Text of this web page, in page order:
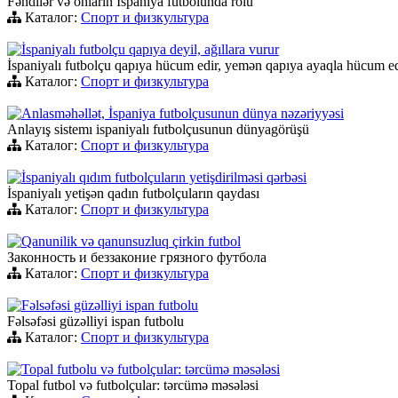
Каталог: Спорт и физкультура
İspaniyalı futbolçu qapıya deyil, ağıllara vurur
İspaniyalı futbolçu qapıya hücum edir, yemən qapıya ayaqla hücum
Каталог: Спорт и физкультура
Anlasməhəllət, İspaniya futbolçusunun dünya nəzəriyyəsi
Anlayış sistemı ispaniyalı futbolçusunun dünyagörüşü
Каталог: Спорт и физкультура
İspaniyalı qıdım futbolçuların yetişdirilməsi qərbəsi
İspaniyalı yetişən qadın futbolçuların qaydası
Каталог: Спорт и физкультура
Qanunilik və qanunsuzluq çirkin futbol
Законность и беззаконие грязного футбола
Каталог: Спорт и физкультура
Fəlsəfəsi güzəlliyi ispan futbolu
Fəlsəfəsi güzəlliyi ispan futbolu
Каталог: Спорт и физкультура
Topal futbolu və futbolçular: tərcümə məsələsi
Topal futbol və futbolçular: tərcümə məsələsi